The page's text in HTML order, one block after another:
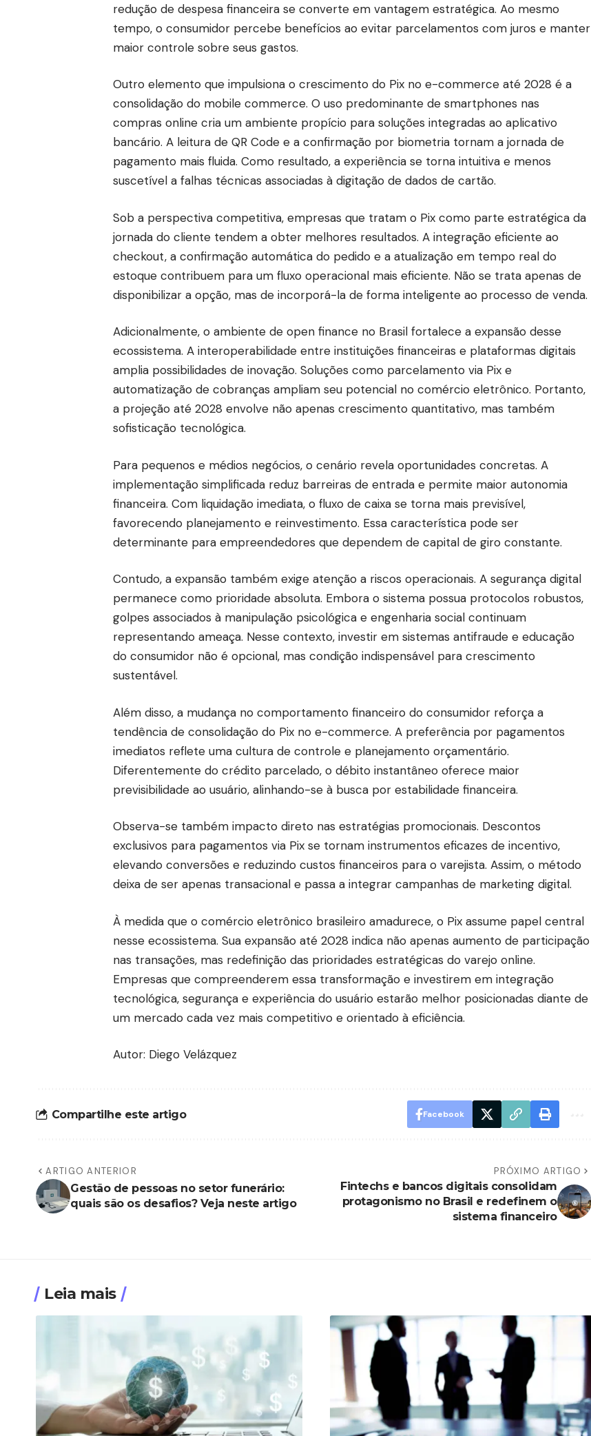
redução de despesa financeira se converte em vantagem estratégica. Ao mesmo
tempo, o consumidor percebe benefícios ao evitar parcelamentos com juros e manter
maior controle sobre seus gastos.
Outro elemento que impulsiona o crescimento do Pix no e-commerce até 2028 é a
consolidação do mobile commerce. O uso predominante de smartphones nas
compras online cria um ambiente propício para soluções integradas ao aplicativo
bancário. A leitura de QR Code e a confirmação por biometria tornam a jornada de
pagamento mais fluida. Como resultado, a experiência se torna intuitiva e menos
suscetível a falhas técnicas associadas à digitação de dados de cartão.
Sob a perspectiva competitiva, empresas que tratam o Pix como parte estratégica da
jornada do cliente tendem a obter melhores resultados. A integração eficiente ao
checkout, a confirmação automática do pedido e a atualização em tempo real do
estoque contribuem para um fluxo operacional mais eficiente. Não se trata apenas de
disponibilizar a opção, mas de incorporá-la de forma inteligente ao processo de venda.
Adicionalmente, o ambiente de open finance no Brasil fortalece a expansão desse
ecossistema. A interoperabilidade entre instituições financeiras e plataformas digitais
amplia possibilidades de inovação. Soluções como parcelamento via Pix e
automatização de cobranças ampliam seu potencial no comércio eletrônico. Portanto,
a projeção até 2028 envolve não apenas crescimento quantitativo, mas também
sofisticação tecnológica.
Para pequenos e médios negócios, o cenário revela oportunidades concretas. A
implementação simplificada reduz barreiras de entrada e permite maior autonomia
financeira. Com liquidação imediata, o fluxo de caixa se torna mais previsível,
favorecendo planejamento e reinvestimento. Essa característica pode ser
determinante para empreendedores que dependem de capital de giro constante.
Contudo, a expansão também exige atenção a riscos operacionais. A segurança digital
permanece como prioridade absoluta. Embora o sistema possua protocolos robustos,
golpes associados à manipulação psicológica e engenharia social continuam
representando ameaça. Nesse contexto, investir em sistemas antifraude e educação
do consumidor não é opcional, mas condição indispensável para crescimento
sustentável.
Além disso, a mudança no comportamento financeiro do consumidor reforça a
tendência de consolidação do Pix no e-commerce. A preferência por pagamentos
imediatos reflete uma cultura de controle e planejamento orçamentário.
Diferentemente do crédito parcelado, o débito instantâneo oferece maior
previsibilidade ao usuário, alinhando-se à busca por estabilidade financeira.
Observa-se também impacto direto nas estratégias promocionais. Descontos
exclusivos para pagamentos via Pix se tornam instrumentos eficazes de incentivo,
elevando conversões e reduzindo custos financeiros para o varejista. Assim, o método
deixa de ser apenas transacional e passa a integrar campanhas de marketing digital.
À medida que o comércio eletrônico brasileiro amadurece, o Pix assume papel central
nesse ecossistema. Sua expansão até 2028 indica não apenas aumento de participação
nas transações, mas redefinição das prioridades estratégicas do varejo online.
Empresas que compreenderem essa transformação e investirem em integração
tecnológica, segurança e experiência do usuário estarão melhor posicionadas diante de
um mercado cada vez mais competitivo e orientado à eficiência.
Autor: Diego Velázquez
Compartilhe este artigo Facebook
ARTIGO ANTERIOR
Gestão de pessoas no setor funerário:
quais são os desafios? Veja neste artigo
PRÓXIMO ARTIGO
Fintechs e bancos digitais consolidam
protagonismo no Brasil e redefinem o
sistema financeiro
Leia mais